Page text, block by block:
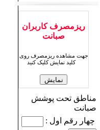
ریزمصرف کاربران
صبانت
جهت مشاهده ریزمصرف روی
کلید نمایش کلیک کنید
مناطق تحت پوشش
صبانت
چهار رقم اول :